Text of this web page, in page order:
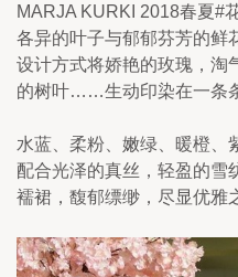
MARJA KURKI 2018春夏#
各异的叶子与郁郁芬芳的鲜
设计方式将娇艳的玫瑰，淘
的树叶……生动印染在一条
水蓝、柔粉、嫩绿、暖橙
配合光泽的真丝，轻盈的雪
襦裙，馥郁缥缈，尽显优雅